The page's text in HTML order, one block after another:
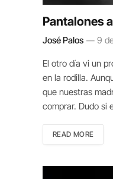
Pantalones
José Palos 9
El otro día vi un
en la rodilla.
que nuestras
comprar. Dudo si
READ MORE